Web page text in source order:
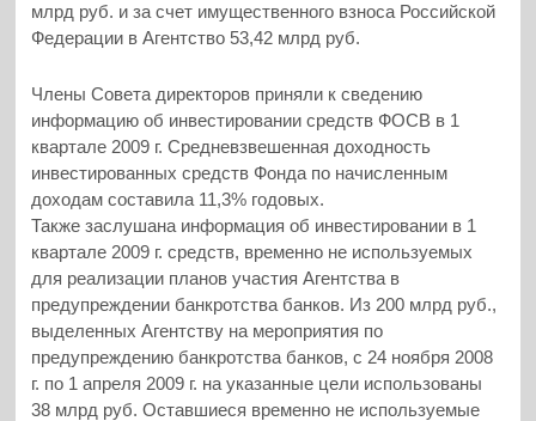
млрд руб. и за счет имущественного взноса Российской
Федерации в Агентство 53,42 млрд руб.
Члены Совета директоров приняли к сведению
информацию об инвестировании средств ФОСВ в 1
квартале 2009 г. Средневзвешенная доходность
инвестированных средств Фонда по начисленным
доходам составила 11,3% годовых.
Также заслушана информация об инвестировании в 1
квартале 2009 г. средств, временно не используемых
для реализации планов участия Агентства в
предупреждении банкротства банков. Из 200 млрд руб.,
выделенных Агентству на мероприятия по
предупреждению банкротства банков, с 24 ноября 2008
г. по 1 апреля 2009 г. на указанные цели использованы
38 млрд руб. Оставшиеся временно не используемые